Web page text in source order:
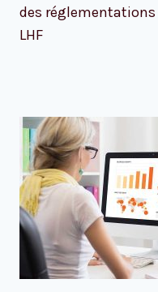
des réglementations
LHF